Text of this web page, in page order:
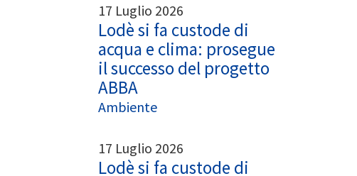
17 Luglio 2026
Lodè si fa custode di
acqua e clima: prosegue
il successo del progetto
ABBA
Ambiente
17 Luglio 2026
Lodè si fa custode di